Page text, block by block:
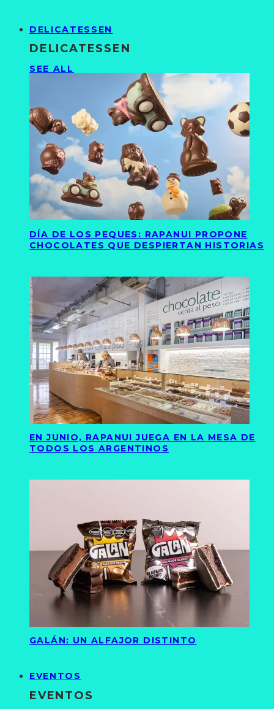
DELICATESSEN
DELICATESSEN
SEE ALL
DÍA DE LOS PEQUES: RAPANUI PROPONE
CHOCOLATES QUE DESPIERTAN HISTORIAS
EN JUNIO, RAPANUI JUEGA EN LA MESA DE
TODOS LOS ARGENTINOS
GALÁN: UN ALFAJOR DISTINTO
EVENTOS
EVENTOS